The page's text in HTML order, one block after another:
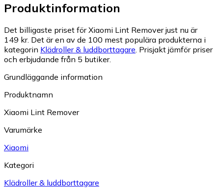
Produktinformation
Det billigaste priset för Xiaomi Lint Remover just nu är
149 kr. Det är en av de 100 mest populära produkterna i
kategorin Klädroller & luddborttagare. Prisjakt jämför priser
och erbjudande från 5 butiker.
Grundläggande information
Produktnamn
Xiaomi Lint Remover
Varumärke
Xiaomi
Kategori
Klädroller & luddborttagare